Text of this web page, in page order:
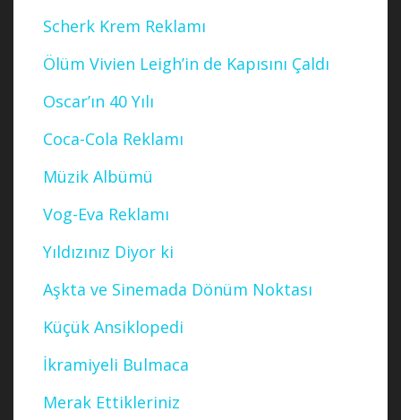
Scherk Krem Reklamı
Ölüm Vivien Leigh’in de Kapısını Çaldı
Oscar’ın 40 Yılı
Coca-Cola Reklamı
Müzik Albümü
Vog-Eva Reklamı
Yıldızınız Diyor ki
Aşkta ve Sinemada Dönüm Noktası
Küçük Ansiklopedi
İkramiyeli Bulmaca
Merak Ettikleriniz